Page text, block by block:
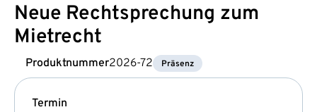
Neue Rechtsprechung zum
Mietrecht
Produktnummer2026-72 Präsenz
Termin